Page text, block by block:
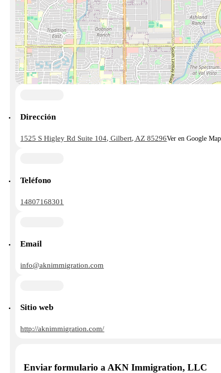
Dirección
1525 S Higley Rd Suite 104, Gilbert, AZ 85296Ver en Google
Teléfono
14807168301
Email
info@aknimmigration.com
Sitio web
http://aknimmigration.com/
Enviar formulario a AKN Immigration, LLC